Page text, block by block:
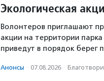
Экологическая
Волонтеров приглашают
акции на территории
приведут в порядок берег
Анонсы · 07.08.2026 ·